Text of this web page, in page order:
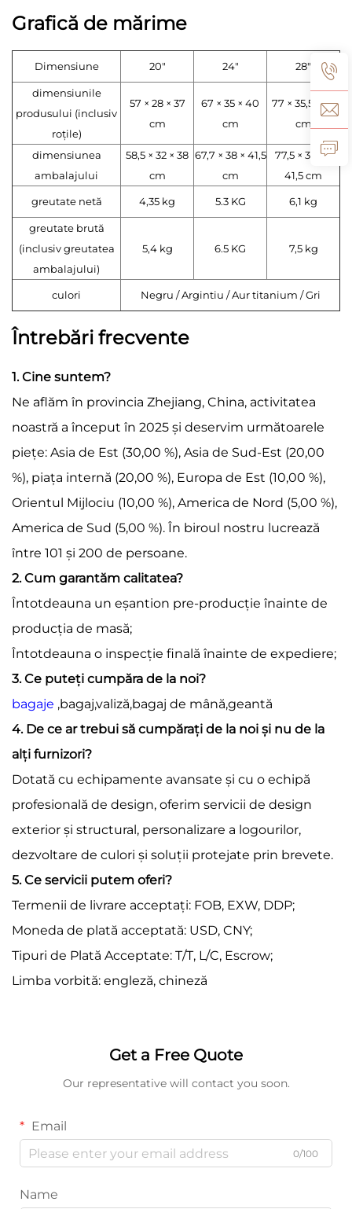
Grafică de mărime
Dimensiune 20" 24" 28"
dimensiunile
produsului (inclusiv
roțile)
57 × 28 × 37
cm
67 × 35 × 40
cm
77 × 35,5 × 41
cm
dimensiunea
ambalajului
58,5 × 32 × 38
cm
67,7 × 38 × 41,5
cm
77,5 × 38,5 ×
41,5 cm
greutate netă 4,35 kg 5.3 KG 6,1 kg
greutate brută
(inclusiv greutatea
ambalajului)
5,4 kg 6.5 KG 7,5 kg
culori Negru / Argintiu / Aur titanium / Gri
Întrebări frecvente
1. Cine suntem?
Ne aflăm în provincia Zhejiang, China, activitatea
noastră a început în 2025 și deservim următoarele
piețe: Asia de Est (30,00 %), Asia de Sud-Est (20,00
%), piața internă (20,00 %), Europa de Est (10,00 %),
Orientul Mijlociu (10,00 %), America de Nord (5,00 %),
America de Sud (5,00 %). În biroul nostru lucrează
între 101 și 200 de persoane.
2. Cum garantăm calitatea?
Întotdeauna un eșantion pre-producție înainte de
producția de masă;
Întotdeauna o inspecție finală înainte de expediere;
3. Ce puteți cumpăra de la noi?
bagaje ,bagaj,valiză,bagaj de mână,geantă
4. De ce ar trebui să cumpărați de la noi și nu de la
alți furnizori?
Dotată cu echipamente avansate și cu o echipă
profesională de design, oferim servicii de design
exterior și structural, personalizare a logourilor,
dezvoltare de culori și soluții protejate prin brevete.
5. Ce servicii putem oferi?
Termenii de livrare acceptați: FOB, EXW, DDP;
Moneda de plată acceptată: USD, CNY;
Tipuri de Plată Acceptate: T/T, L/C, Escrow;
Limba vorbită: engleză, chineză
Get a Free Quote
Our representative will contact you soon.
Email
0/100
Name